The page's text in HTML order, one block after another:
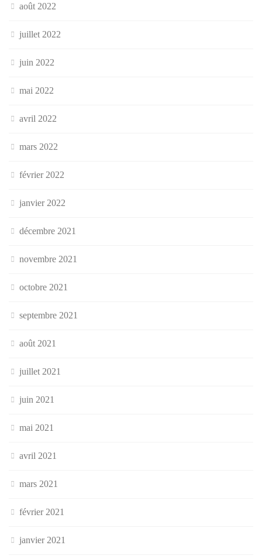
août 2022
juillet 2022
juin 2022
mai 2022
avril 2022
mars 2022
février 2022
janvier 2022
décembre 2021
novembre 2021
octobre 2021
septembre 2021
août 2021
juillet 2021
juin 2021
mai 2021
avril 2021
mars 2021
février 2021
janvier 2021